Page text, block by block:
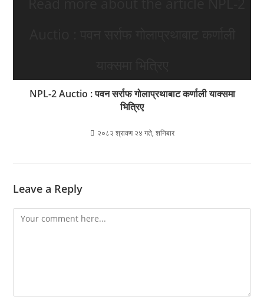
NPL-2 Auctio : पवन सर्राफ गोलाप्रथाबाट कर्णाली याक्समा
भित्रिए
२०८२ श्रावण २४ गते, शनिबार
Leave a Reply